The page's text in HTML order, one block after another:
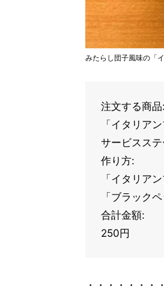
みたらし団子風味の「
注文する商品:
「イタリア
サービスス
作り方:
「イタリア
「ブラック
合計金額:
250円
・・・・・・・